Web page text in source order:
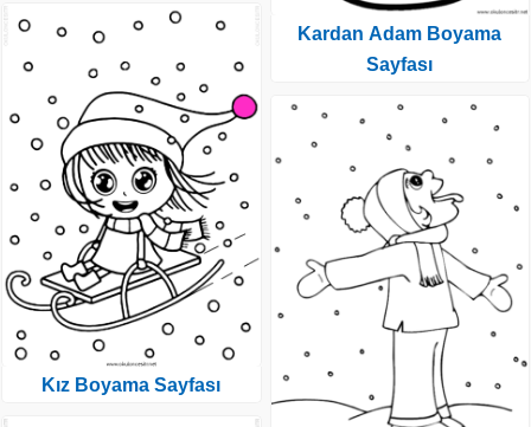
Kız Boyama Sayfası
Kardan Adam Boyama
Sayfası